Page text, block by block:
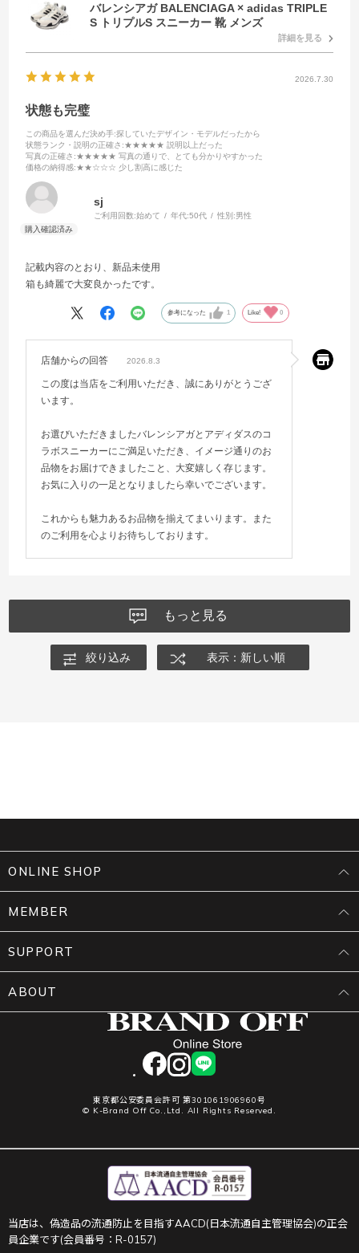
バレンシアガ BALENCIAGA × adidas TRIPLE
S トリプルS スニーカー 靴 メンズ
詳細を見る
2026.7.30
状態も完璧
この商品を選んだ決め手:探していたデザイン・モデルだったから
状態ランク・説明の正確さ :★★★★★ 説明以上だった
写真の正確さ :★★★★★ 写真の通りで、とても分かりやすかった
価格の納得感:★★☆☆☆ 少し割高に感じた
sj
ご利用回数:始めて 年代:50代 性別:男性
記載内容のとおり、新品未使用
箱も綺麗で大変良かったです。
参考になった 1 Like! 0
店舗からの回答 2026.8.3
この度は当店をご利用いただき、誠にありがとうござ
います。
お選びいただきましたバレンシアガとアディダスのコ
ラボスニーカーにご満足いただき、イメージ通りのお
品物をお届けできましたこと、大変嬉しく存じます。
お気に入りの一足となりましたら幸いでございます。
これからも魅力あるお品物を揃えてまいります。また
のご利用を心よりお待ちしております。
もっと見る
絞り込み 表示：新しい順
facebookinstagram
LINE
東京都公安委員会許可 第301061906960号
© K-Brand Off Co.,Ltd. All Rights Reserved.
ONLINE SHOP
MEMBER
SUPPORT
ABOUT
当店は、偽造品の流通防止を目指すAACD(日本流通自主管理協会)の正会
員企業です(会員番号：R-0157)